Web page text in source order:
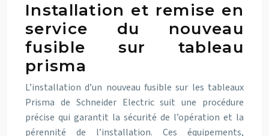
Installation et remise en
service du nouveau
fusible sur tableau
prisma
L’installation d’un nouveau fusible sur les tableaux
Prisma de Schneider Electric suit une procédure
précise qui garantit la sécurité de l’opération et la
pérennité de l’installation. Ces équipements,